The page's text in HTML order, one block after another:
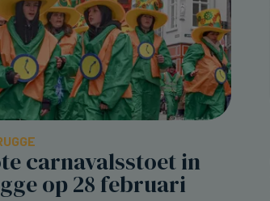
carnavalsstoet in
op 28 februari